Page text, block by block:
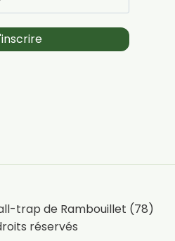
trap de Rambouillet (78)
réservés